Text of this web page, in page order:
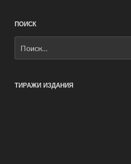
ПОИСК
ТИРАЖИ ИЗДАНИЯ